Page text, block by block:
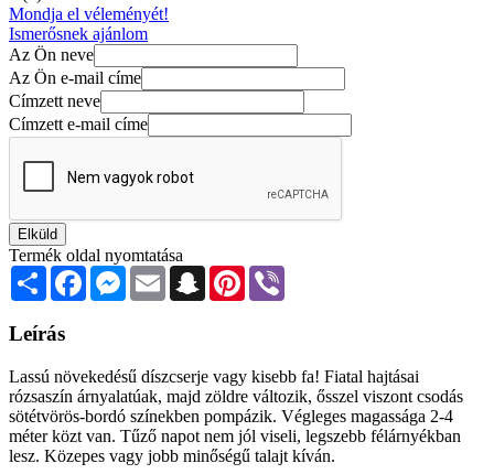
Mondja el véleményét!
Ismerősnek ajánlom
Az Ön neve
Az Ön e-mail címe
Címzett neve
Címzett e-mail címe
Elküld
Termék oldal nyomtatása
Share FacebookMessenger
Email SnapchatPinterest
Leírás
Lassú növekedésű díszcserje vagy kisebb fa! Fiatal hajtásai
rózsaszín árnyalatúak, majd zöldre változik, ősszel viszont csodás
sötétvörös-bordó színekben pompázik. Végleges magassága 2-4
méter közt van. Tűző napot nem jól viseli, legszebb félárnyékban
lesz. Közepes vagy jobb minőségű talajt kíván.